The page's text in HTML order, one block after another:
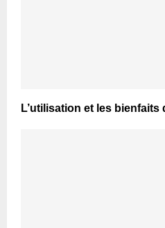
L’utilisation et les bienfaits